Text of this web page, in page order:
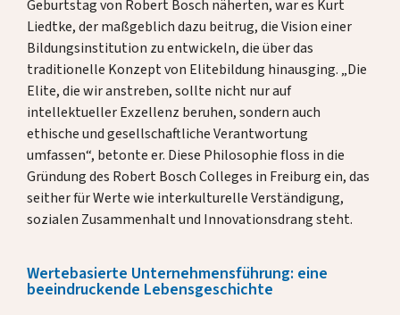
DE
Geburtstag von Robert Bosch näherten, war es Kurt
Liedtke, der maßgeblich dazu beitrug, die Vision einer
Bildungsinstitution zu entwickeln, die über das
traditionelle Konzept von Elitebildung hinausging. „Die
Elite, die wir anstreben, sollte nicht nur auf
intellektueller Exzellenz beruhen, sondern auch
ethische und gesellschaftliche Verantwortung
umfassen“, betonte er. Diese Philosophie floss in die
Gründung des Robert Bosch Colleges in Freiburg ein, das
seither für Werte wie interkulturelle Verständigung,
sozialen Zusammenhalt und Innovationsdrang steht.
Wertebasierte Unternehmensführung: eine
beeindruckende Lebensgeschichte